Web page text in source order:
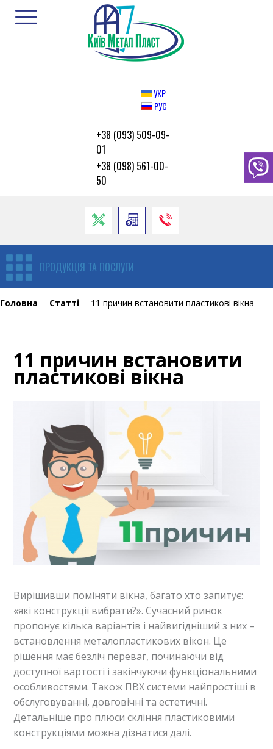
УКР
РУС
+38 (093) 509-09-
01
+38 (098) 561-00-
50
ПРОДУКЦІЯ ТА ПОСЛУГИ
Головна - Статті - 11 причин встановити пластикові вікна
11 причин встановити
пластикові вікна
Вирішивши поміняти вікна, багато хто запитує:
«які конструкції вибрати?». Сучасний ринок
пропонує кілька варіантів і найвигідніший з них –
встановлення металопластикових вікон. Це
рішення має безліч переваг, починаючи від
доступної вартості і закінчуючи функціональними
особливостями. Також ПВХ системи найпростіші в
обслуговуванні, довговічні та естетичні.
Детальніше про плюси скління пластиковими
конструкціями можна дізнатися далі.